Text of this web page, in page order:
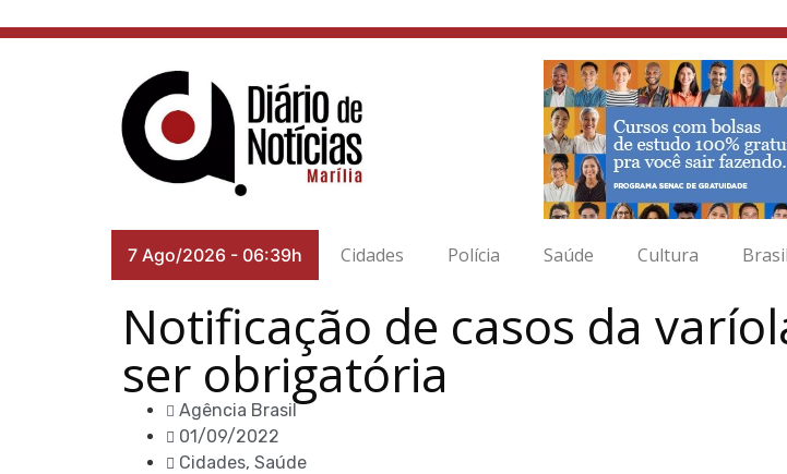
7 Ago/2026 - 06:39h Cidades Polícia Saúde Cultura Brasil
Notificação de casos da
ser obrigatória
Agência Brasil
01/09/2022
Cidades, Saúde